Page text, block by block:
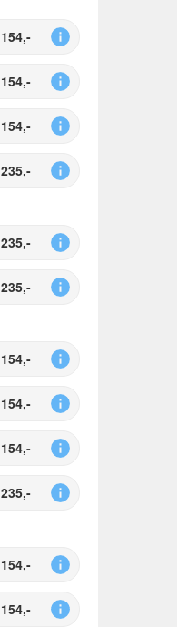
154,-
154,-
154,-
235,-
235,-
235,-
154,-
154,-
154,-
235,-
154,-
154,-